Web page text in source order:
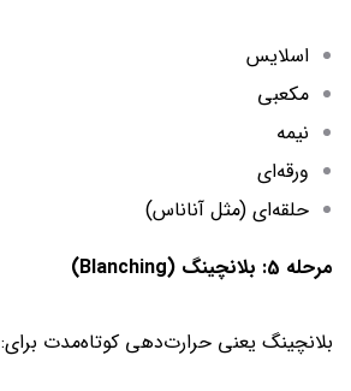
اسلایس
مکعبی
نیمه
ورقه‌ای
حلقه‌ای (مثل آناناس)
مرحله 5: بلانچینگ (Blanching)
بلانچینگ یعنی حرارت‌دهی کوتاه‌مدت برای: